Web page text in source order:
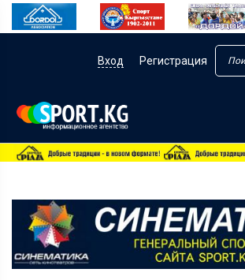
Вход Регистрация